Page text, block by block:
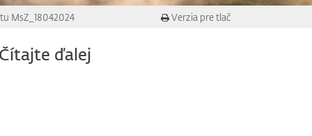
MsZ_18042024 Verzia pre tlač
ďalej